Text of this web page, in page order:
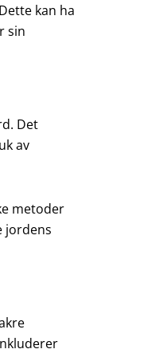
kan ha
sin
Det
av
metoder
jordens